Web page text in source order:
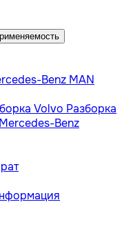
Benz MAN
Volvo Разборка
Benz